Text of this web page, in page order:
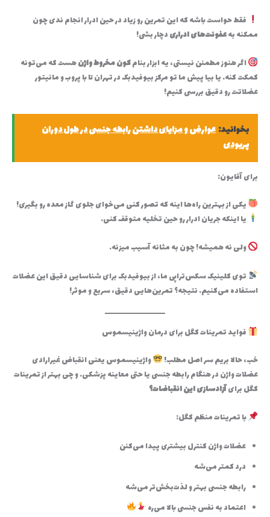
فقط حواست باشه که این تمرین رو زیاد در حین ادرار انجام ندی چون
ممکنه بهعفونت‌های ادراریدچار بشی!
اگر هنوز مطمئن نیستی، یه ابزار بنامکون‌ مخروط واژنهست که می‌تونه
کمکت کنه. یا بیا پیش ما تو مرکز بیوفیدبک در تهران تا با پروب و مانیتور
عضلاتت رو دقیق بررسی کنیم!
بخوانید:عوارض و مزایای داشتن رابطه جنسی در طول دوران
پریودی
برای آقایون:
یکی از بهترین راه‌ها اینه که تصور کنی می‌خوای جلوی گاز معده رو بگیری!
یا اینکه جریان ادرار رو حین تخلیه متوقف کنی.
ولی نه همیشه! چون به مثانه آسیب میزنه.
توی کلینیک سکس‌تراپی ما، از بیوفیدبک برای شناسایی دقیق این عضلات
استفاده می‌کنیم. نتیجه؟ تمرین‌هایی دقیق، سریع و موثر!
فواید تمرینات کگل برای درمان واژینیسموس
خب، حالا بریم سر اصل مطلب!
واژینیسموس یعنی انقباض غیرارادی
عضلات واژن در هنگام رابطه جنسی یا حتی معاینه پزشکی. و چی بهتر از تمرینات
کگل برایآزادسازی این انقباضات؟
با تمرینات منظم کگل:
عضلات واژن کنترل بیشتری پیدا می‌کنن
درد کمتر می‌شه
رابطه جنسی بهتر و لذت‌بخش‌تر می‌شه
اعتماد به نفس جنسی بالا می‌ره